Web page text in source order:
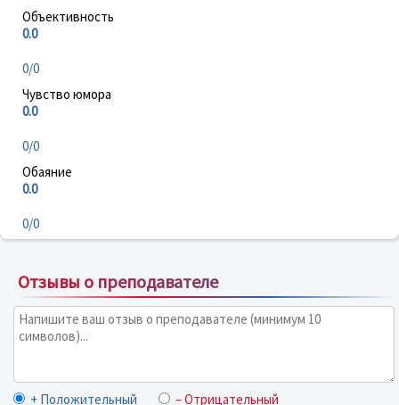
Объективность
0.0
0/0
Чувство юмора
0.0
0/0
Обаяние
0.0
0/0
Отзывы о преподавателе
+ Положительный – Отрицательный